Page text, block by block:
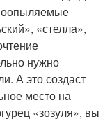
«стелла»,
нужно
А это создаст
место на
«зозуля», вы